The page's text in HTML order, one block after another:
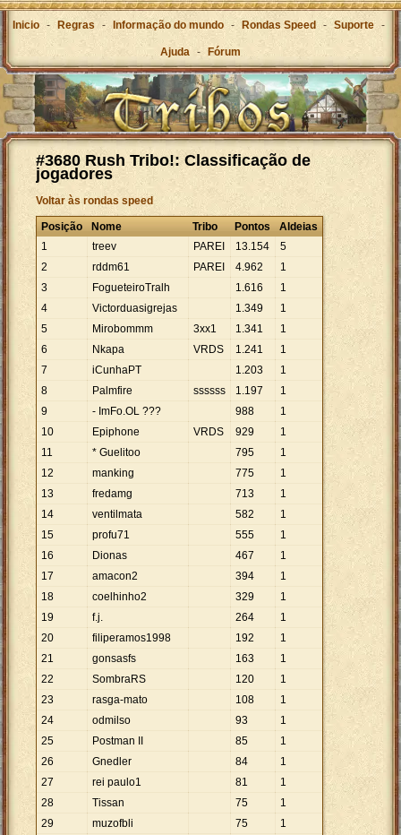
Inicio - Regras - Informação do mundo - Rondas Speed - Suporte -
Ajuda - Fórum
#3680 Rush Tribo!: Classificação de
jogadores
Voltar às rondas speed
Posição Nome Tribo Pontos
Aldeias
1
treev PAREI 13.154
5
2
rddm61 PAREI 4.962
1
3
FogueteiroTralh 1.616
1
4
Victorduasigrejas 1.349
1
5
Mirobommm 3xx1 1.341
1
6
Nkapa VRDS 1.241
1
7
iCunhaPT 1.203
1
8
Palmfire ssssss 1.197
1
9
- ImFo.OL ??? 988
1
10
Epiphone VRDS 929
1
11
* Guelitoo 795
1
12
manking 775
1
13
fredamg 713
1
14
ventilmata 582
1
15
profu71 555
1
16
Dionas 467
1
17
amacon2 394
1
18
coelhinho2 329
1
19
f.j. 264
1
20
filiperamos1998 192
1
21
gonsasfs 163
1
22
SombraRS 120
1
23
rasga-mato 108
1
24
odmilso 93
1
25
Postman II 85
1
26
Gnedler 84
1
27
rei paulo1 81
1
28
Tissan 75
1
29
muzofbli 75
1